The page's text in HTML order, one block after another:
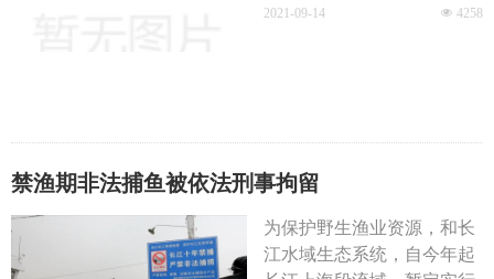
넶 4258
2021-09-14
禁渔期非法捕鱼被依法刑事拘留
为保护野生渔业资源，和长
江水域生态系统，自今年起